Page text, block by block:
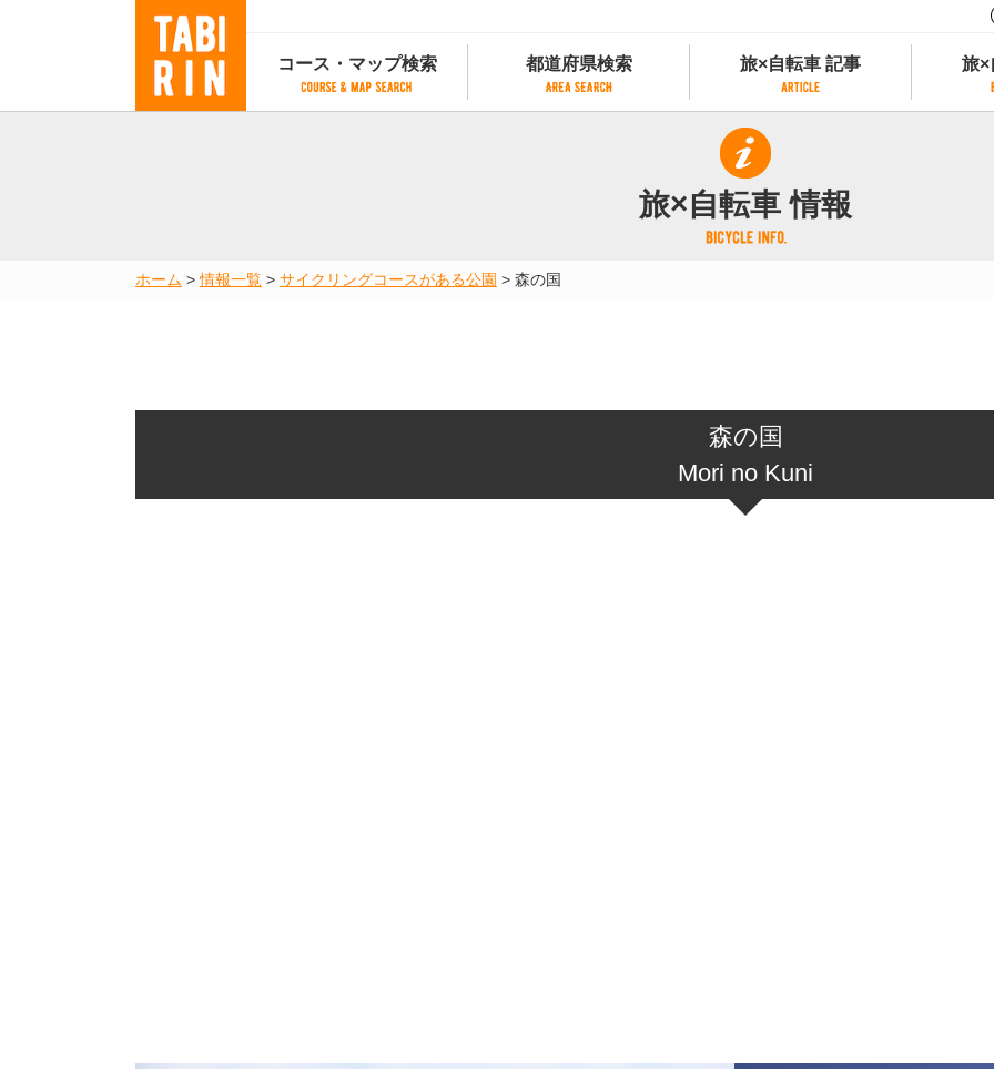
コース・マップ検索
地図から検索
都道府県検索
都道府県別サイクリング情報
都道府県アクセスランキング
旅×自転車 記事
旅×自転車 記事
記事一覧
カテゴリから探す
旅×
サイクリストにやさしい宿
サイクルトレイン
タンデム自転車があるレンタサイクル
旅×自転車 情報
ホーム >情報一覧 > サイクリングコースがある公園 > 森の国
森の国
Mori no Kuni